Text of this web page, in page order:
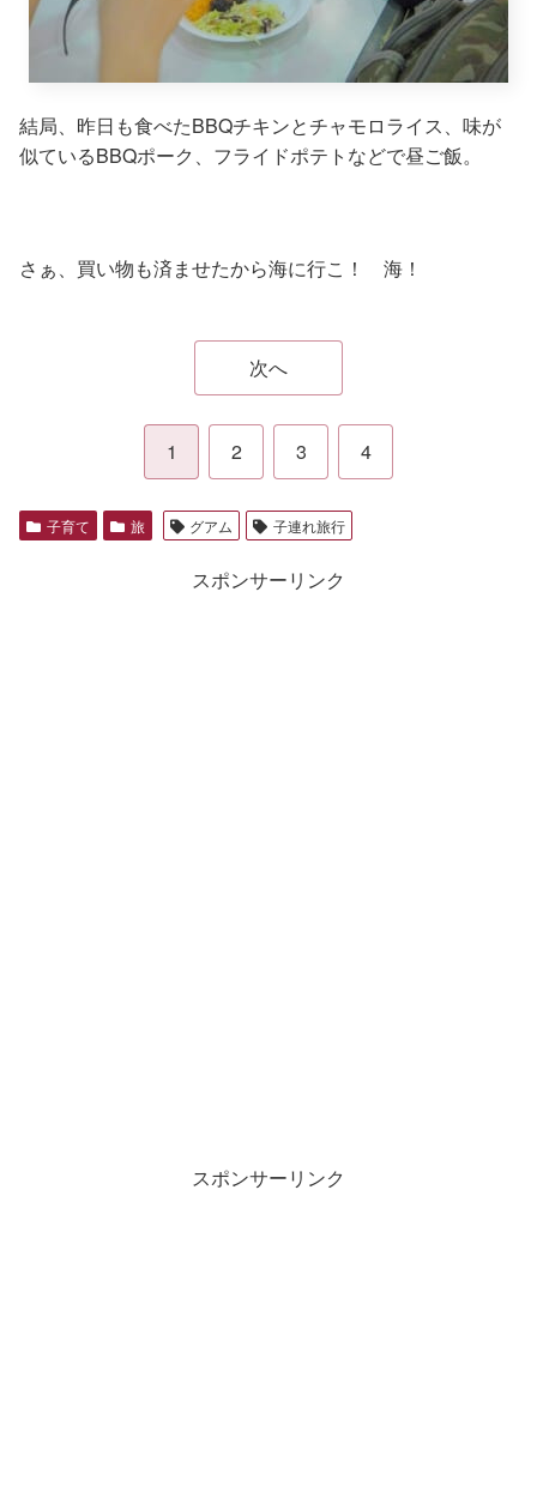
結局、昨日も食べたBBQチキンとチャモロライス、味が
似ているBBQポーク、フライドポテトなどで昼ご飯。
さぁ、買い物も済ませたから海に行こ！ 海！
次へ
1 2 3 4
子育て 旅 グアム 子連れ旅行
スポンサーリンク
スポンサーリンク